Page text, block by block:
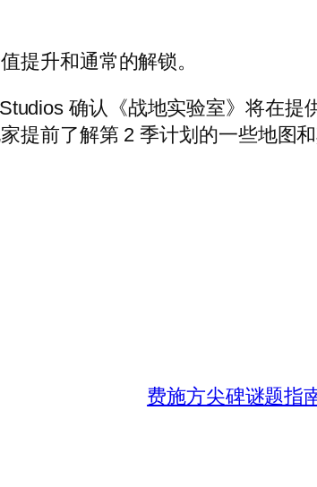
提升和通常的解锁。
确认《战地实验室》将在提
提前了解第 2 季计划的一些地图和
费施方尖碑谜题指